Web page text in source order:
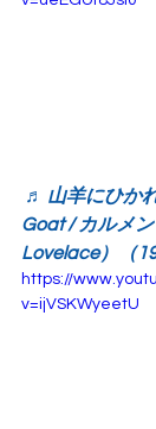
♬ 山羊にひか
Goat / カルメ
Lovelace）（
https://
v=ijVSKWyeetU